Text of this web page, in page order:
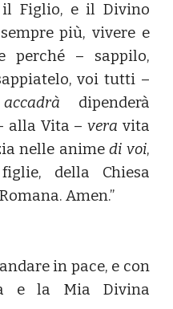
il Figlio, e il Divino
più, vivere e
perché – sappilo,
voi tutti –
dipenderà
alla Vita – vera vita
nelle animedi voi,
della Chiesa
Amen.”
in pace, e con
e la Mia Divina